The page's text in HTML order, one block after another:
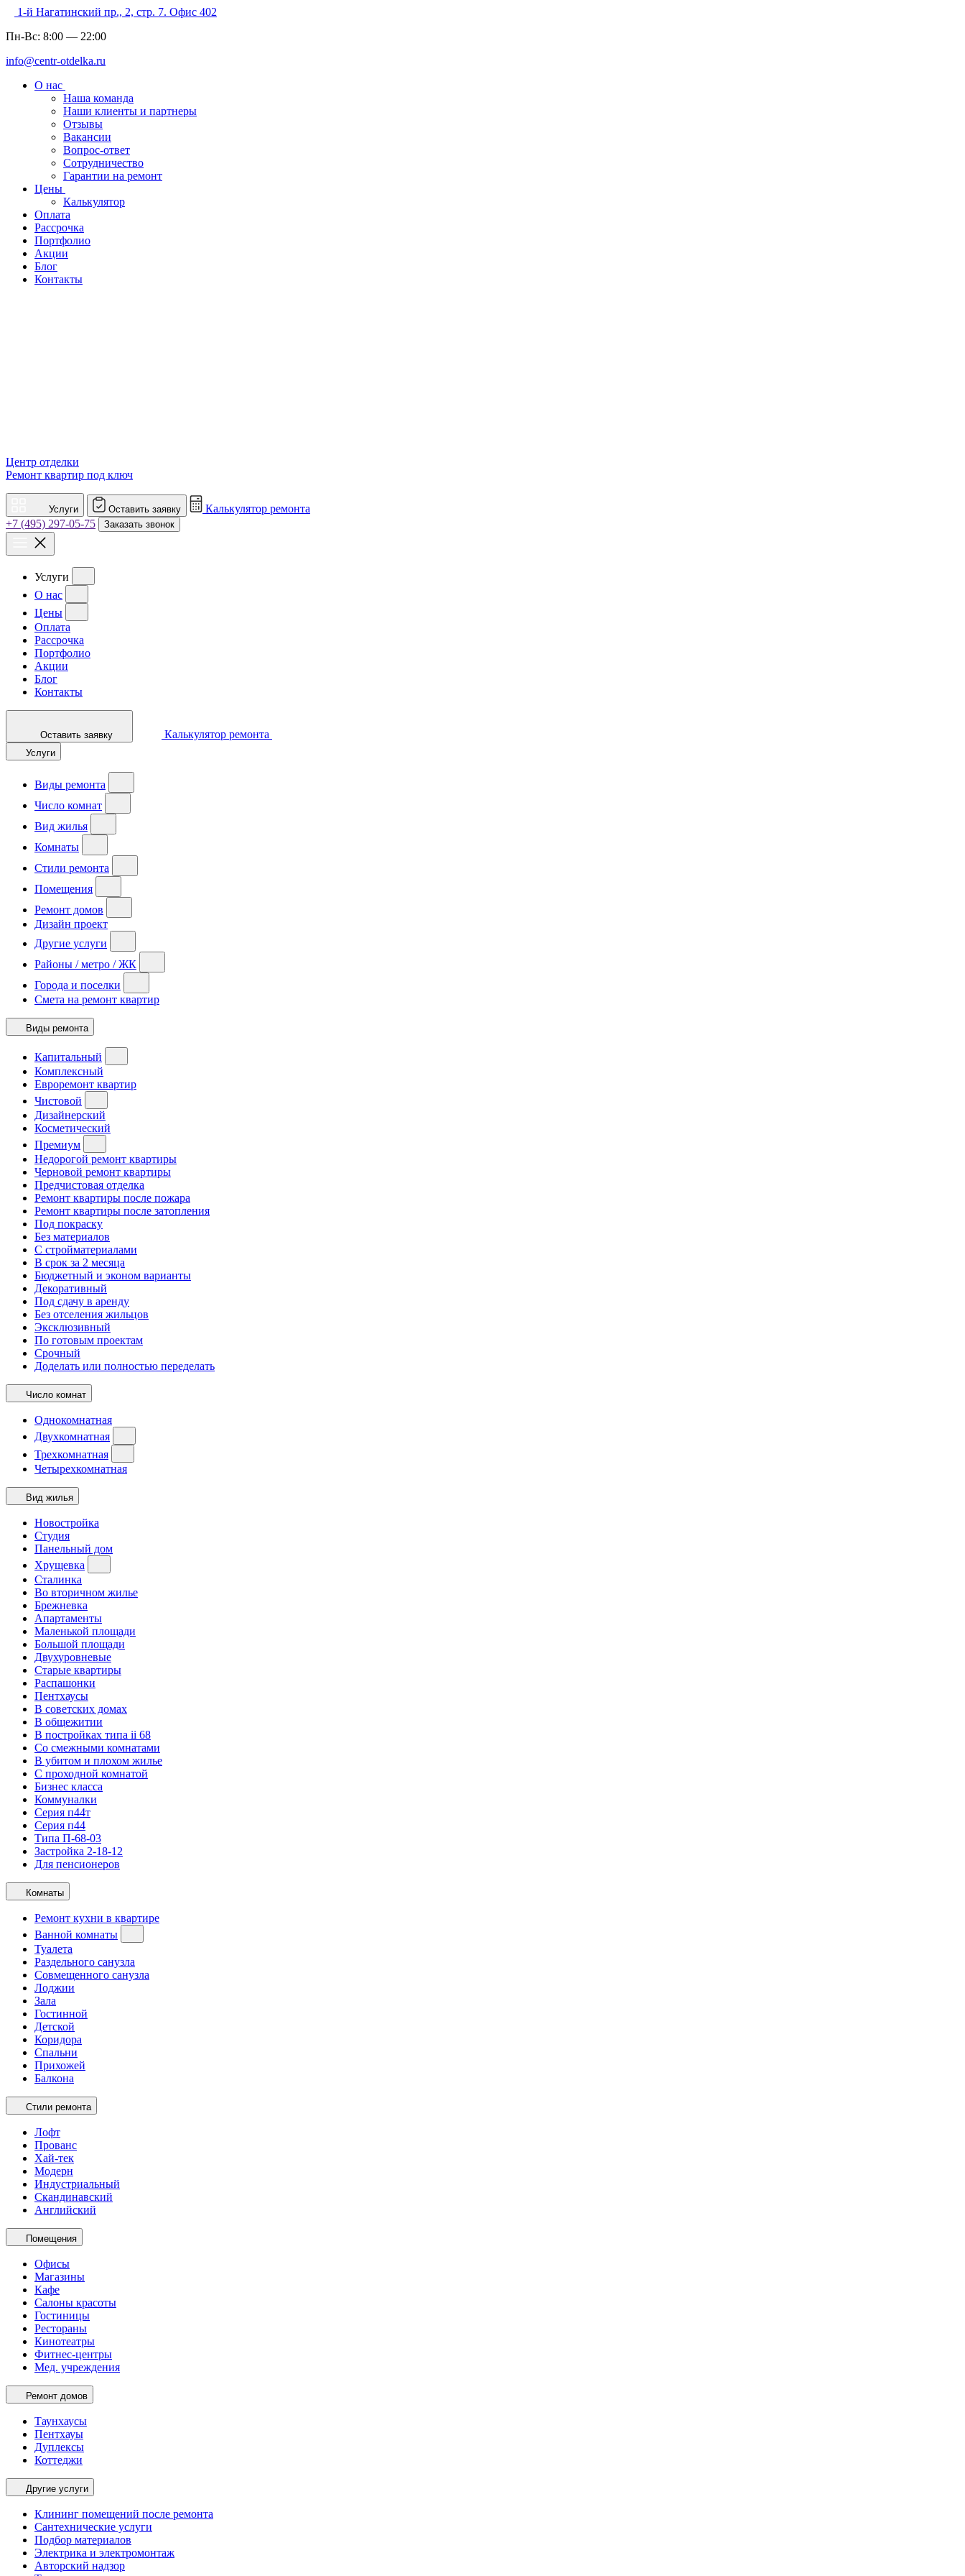
1-й Нагатинский пр., 2, стр. 7. Офис 402
Пн-Вс: 8:00 — 22:00
info@centr-otdelka.ru
О нас
Наша команда
Наши клиенты и партнеры
Отзывы
Вакансии
Вопрос-ответ
Сотрудничество
Гарантии на ремонт
Цены
Калькулятор
Оплата
Рассрочка
Портфолио
Акции
Блог
Контакты
Центр отделки
Ремонт квартир под ключ
Услуги Оставить заявку
Калькулятор ремонта
+7 (495) 297-05-75
Заказать звонок
Услуги
О нас
Цены
Оплата
Рассрочка
Портфолио
Акции
Блог
Контакты
Оставить заявку Калькулятор ремонта
Услуги
Виды ремонта
Число комнат
Вид жилья
Комнаты
Стили ремонта
Помещения
Ремонт домов
Дизайн проект
Другие услуги
Районы / метро / ЖК
Города и поселки
Смета на ремонт квартир
Виды ремонта
Капитальный
Комплексный
Евроремонт квартир
Чистовой
Дизайнерский
Косметический
Премиум
Недорогой ремонт квартиры
Черновой ремонт квартиры
Предчистовая отделка
Ремонт квартиры после пожара
Ремонт квартиры после затопления
Под покраску
Без материалов
С стройматериалами
В срок за 2 месяца
Бюджетный и эконом варианты
Декоративный
Под сдачу в аренду
Без отселения жильцов
Эксклюзивный
По готовым проектам
Срочный
Доделать или полностью переделать
Число комнат
Однокомнатная
Двухкомнатная
Трехкомнатная
Четырехкомнатная
Вид жилья
Новостройка
Студия
Панельный дом
Хрущевка
Сталинка
Во вторичном жилье
Брежневка
Апартаменты
Маленькой площади
Большой площади
Двухуровневые
Старые квартиры
Распашонки
Пентхаусы
В советских домах
В общежитии
В постройках типа ii 68
Со смежными комнатами
В убитом и плохом жилье
С проходной комнатой
Бизнес класса
Коммуналки
Серия п44т
Серия п44
Типа П-68-03
Застройка 2-18-12
Для пенсионеров
Комнаты
Ремонт кухни в квартире
Ванной комнаты
Туалета
Раздельного санузла
Совмещенного санузла
Лоджии
Зала
Гостинной
Детской
Коридора
Спальни
Прихожей
Балкона
Стили ремонта
Лофт
Прованс
Хай-тек
Модерн
Индустриальный
Скандинавский
Английский
Помещения
Офисы
Магазины
Кафе
Салоны красоты
Гостиницы
Рестораны
Кинотеатры
Фитнес-центры
Мед. учреждения
Ремонт домов
Таунхаусы
Пентхауы
Дуплексы
Коттеджи
Другие услуги
Клининг помещений после ремонта
Сантехнические услуги
Подбор материалов
Электрика и электромонтаж
Авторский надзор